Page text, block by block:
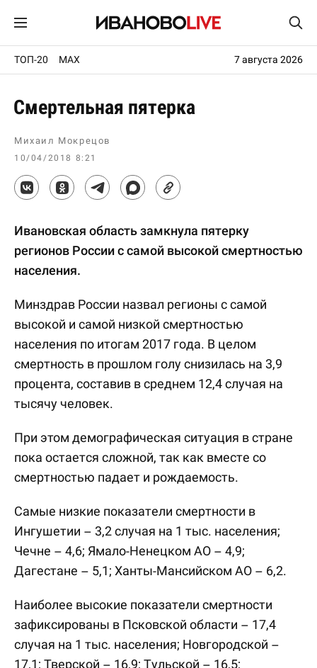
ТОП-20 MAX 7 августа 2026
Смертельная пятерка
Михаил Мокрецов
10/04/2018 8:21
Ивановская область замкнула пятерку
регионов России с самой высокой смертностью
населения.
Минздрав России назвал регионы с самой
высокой и самой низкой смертностью
населения по итогам 2017 года. В целом
смертность в прошлом голу снизилась на 3,9
процента, составив в среднем 12,4 случая на
тысячу человек.
При этом демографическая ситуация в стране
пока остается сложной, так как вместе со
смертностью падает и рождаемость.
Самые низкие показатели смертности в
Ингушетии – 3,2 случая на 1 тыс. населения;
Чечне – 4,6; Ямало-Ненецком АО – 4,9;
Дагестане – 5,1; Ханты-Мансийском АО – 6,2.
Наиболее высокие показатели смертности
зафиксированы в Псковской области – 17,4
случая на 1 тыс. населения; Новгородской –
17,1; Тверской – 16,9; Тульской – 16,5;